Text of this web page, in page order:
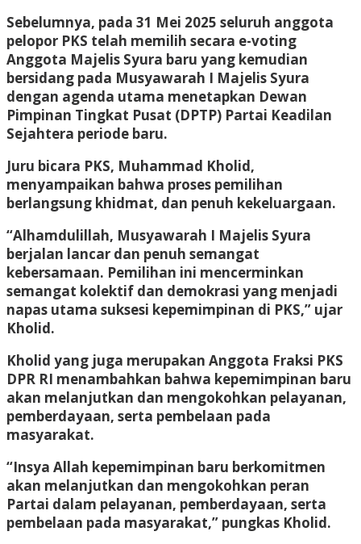
Sebelumnya, pada 31 Mei 2025 seluruh anggota
pelopor PKS telah memilih secara e-voting
Anggota Majelis Syura baru yang kemudian
bersidang pada Musyawarah I Majelis Syura
dengan agenda utama menetapkan Dewan
Pimpinan Tingkat Pusat (DPTP) Partai Keadilan
Sejahtera periode baru.
Juru bicara PKS, Muhammad Kholid,
menyampaikan bahwa proses pemilihan
berlangsung khidmat, dan penuh kekeluargaan.
“Alhamdulillah, Musyawarah I Majelis Syura
berjalan lancar dan penuh semangat
kebersamaan. Pemilihan ini mencerminkan
semangat kolektif dan demokrasi yang menjadi
napas utama suksesi kepemimpinan di PKS,” ujar
Kholid.
Kholid yang juga merupakan Anggota Fraksi PKS
DPR RI menambahkan bahwa kepemimpinan baru
akan melanjutkan dan mengokohkan pelayanan,
pemberdayaan, serta pembelaan pada
masyarakat.
“Insya Allah kepemimpinan baru berkomitmen
akan melanjutkan dan mengokohkan peran
Partai dalam pelayanan, pemberdayaan, serta
pembelaan pada masyarakat,” pungkas Kholid.